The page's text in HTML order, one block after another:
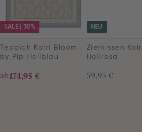
SALE | 30%
Teppich Kairi Bloom
by Pip Hellblau
ab174,95 €
NEU
Zierkissen
Hellrosa
59,95 €